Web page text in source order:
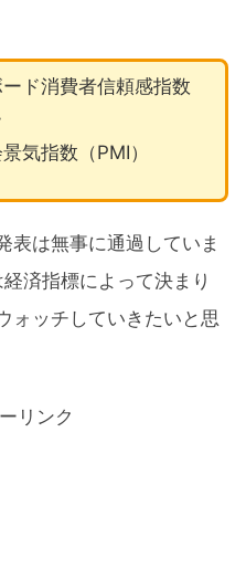
ド消費者信頼感指数
気指数（PMI）
表は無事に通過していま
済指標によって決まり
ォッチしていきたいと思
リンク